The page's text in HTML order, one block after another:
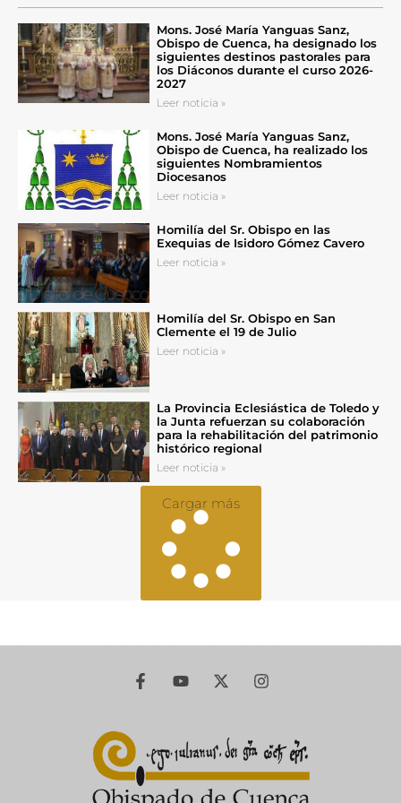
Mons. José María Yanguas Sanz,
Obispo de Cuenca, ha designado los
siguientes destinos pastorales para
los Diáconos durante el curso 2026-
2027
Leer noticia »
Mons. José María Yanguas Sanz,
Obispo de Cuenca, ha realizado los
siguientes Nombramientos
Diocesanos
Leer noticia »
Homilía del Sr. Obispo en las
Exequias de Isidoro Gómez Cavero
Leer noticia »
Homilía del Sr. Obispo en San
Clemente el 19 de Julio
Leer noticia »
La Provincia Eclesiástica de Toledo y
la Junta refuerzan su colaboración
para la rehabilitación del patrimonio
histórico regional
Leer noticia »
Cargar más